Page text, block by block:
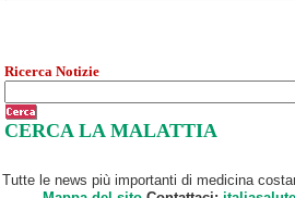
Ricerca Notizie
CERCA LA MALATTIA
Tutte le news più importanti di medicina